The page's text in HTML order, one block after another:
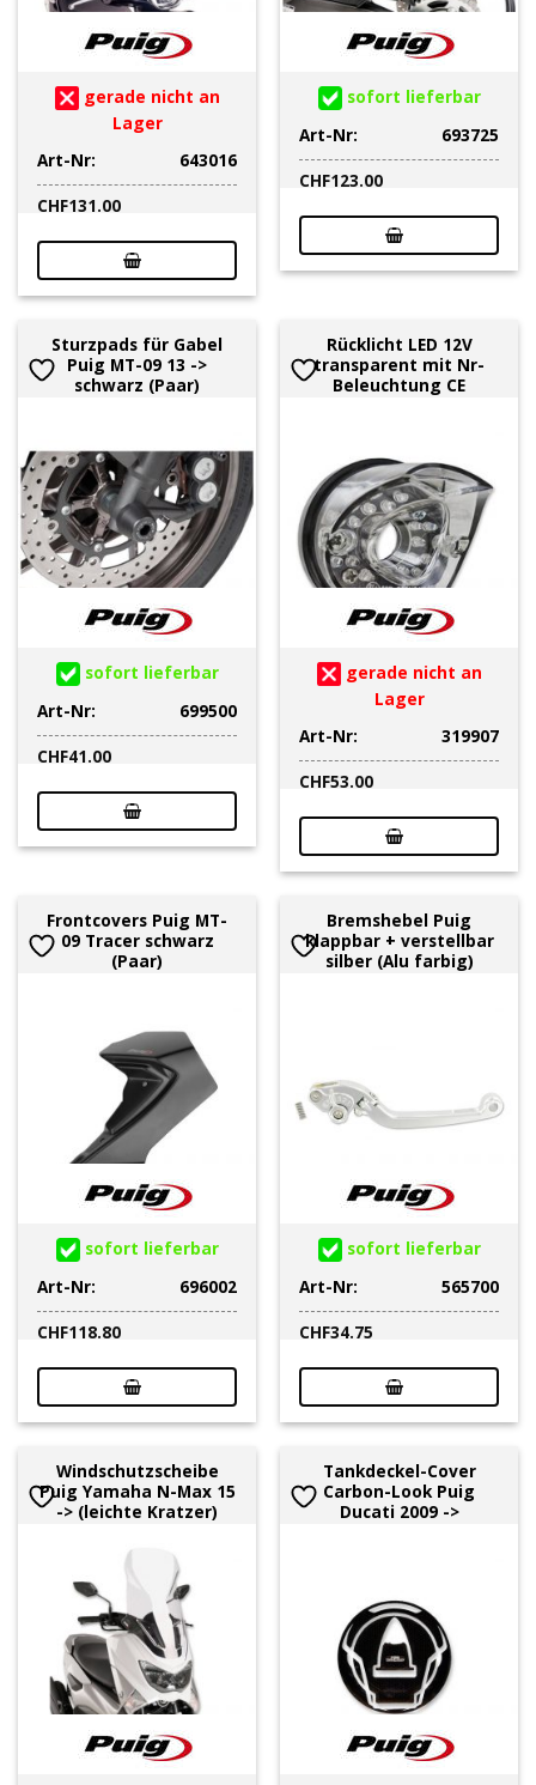
gerade nicht an
Lager
Art-Nr:
643016
CHF131.00
sofort lieferbar
Art-Nr:
693725
CHF123.00
Sturzpads für Gabel
Puig MT-09 13 ->
schwarz (Paar)
sofort lieferbar
Art-Nr:
699500
CHF41.00
Rücklicht LED 12V
transparent mit Nr-
Beleuchtung CE
gerade nicht an
Lager
Art-Nr:
319907
CHF53.00
Frontcovers Puig MT-
09 Tracer schwarz
(Paar)
sofort lieferbar
Art-Nr:
696002
CHF118.80
Bremshebel Puig
klappbar + verstellbar
silber (Alu farbig)
sofort lieferbar
Art-Nr:
565700
CHF34.75
Windschutzscheibe
Puig Yamaha N-Max 15
-> (leichte Kratzer)
Tankdeckel-Cover
Carbon-Look Puig
Ducati 2009 ->